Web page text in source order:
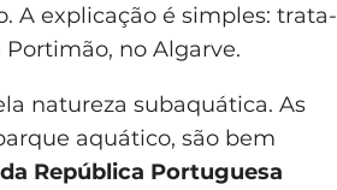
A explicação é simples: trata-
no Algarve.
natureza subaquática. As
aquático, são bem
República Portuguesa